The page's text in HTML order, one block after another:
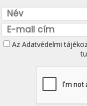
Az Adatvédelmi